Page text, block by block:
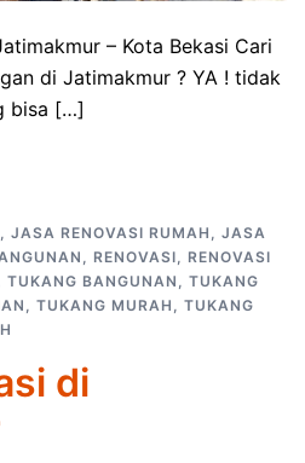
– Kota Bekasi Cari
di Jatimakmur ? YA ! tidak
bisa […]
, JASA RENOVASI RUMAH , JASA
, RENOVASI, RENOVASI
TUKANG BANGUNAN , TUKANG
, TUKANG MURAH , TUKANG
di